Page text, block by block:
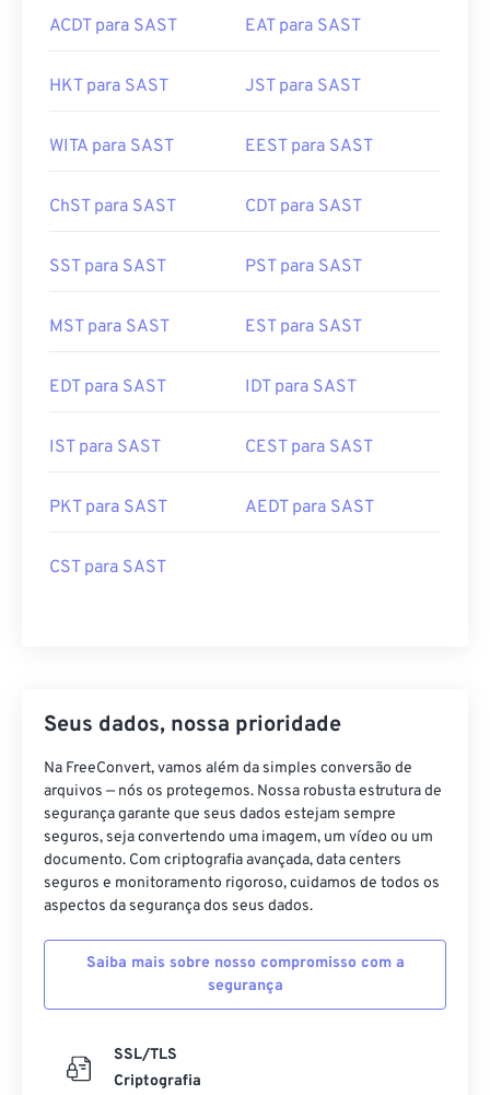
ACDT para SAST EAT para SAST
HKT para SAST JST para SAST
WITA para SAST EEST para SAST
ChST para SAST CDT para SAST
SST para SAST PST para SAST
MST para SAST EST para SAST
EDT para SAST IDT para SAST
IST para SAST CEST para SAST
PKT para SAST AEDT para SAST
CST para SAST
Seus dados, nossa prioridade
Na FreeConvert, vamos além da simples conversão de
arquivos — nós os protegemos. Nossa robusta estrutura de
segurança garante que seus dados estejam sempre
seguros, seja convertendo uma imagem, um vídeo ou um
documento. Com criptografia avançada, data centers
seguros e monitoramento rigoroso, cuidamos de todos os
aspectos da segurança dos seus dados.
Saiba mais sobre nosso compromisso com a
segurança
SSL/TLS
Criptografia